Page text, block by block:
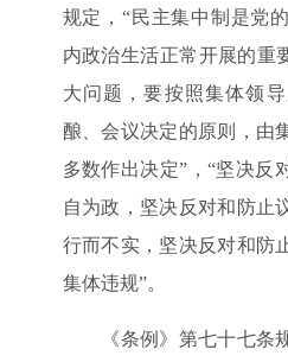
规定，“民主集中制是党
内政治生活正常开展的重
大问题，要按照集体领
酿、会议决定的原则，由
多数作出决定”，“坚决反
自为政，坚决反对和防止
行而不实，坚决反对和防
集体违规”。
《条例》第七十七条